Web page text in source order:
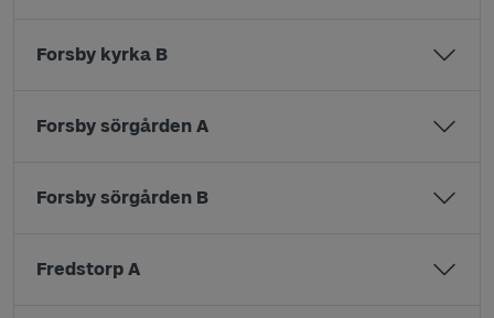
Forsby kyrka B
Forsby sörgården A
Forsby sörgården B
Fredstorp A